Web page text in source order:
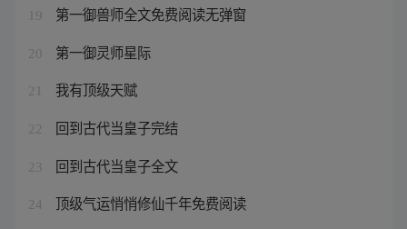
19 第一御兽师全文免费阅读无弹窗
20 第一御灵师星际
21 我有顶级天赋
22 回到古代当皇子完结
23 回到古代当皇子全文
24 顶级气运悄悄修仙千年免费阅读